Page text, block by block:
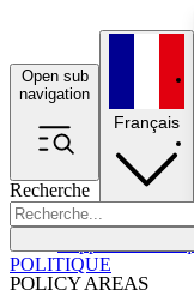
Open sub
navigation
Recherche
POLICY AREAS
Français
POLITIQUE